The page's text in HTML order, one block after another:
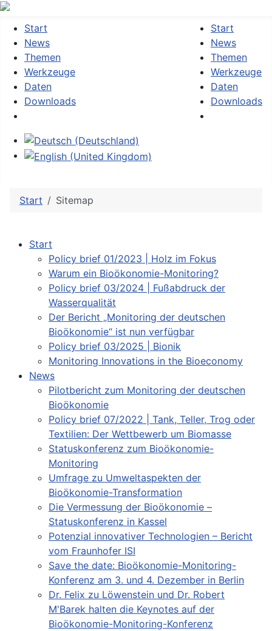
Start
News
Themen
Werkzeuge
Daten
Downloads
Start
News
Themen
Werkzeuge
Daten
Downloads
Sprache auswählen
Start Sitemap
Start
Policy brief 01/2023 | Holz im Fokus
Warum ein Bioökonomie-Monitoring?
Policy brief 03/2024 | Fußabdruck der
Wasserqualität
Der Bericht „Monitoring der deutschen
Bioökonomie“ ist nun verfügbar
Policy brief 03/2025 | Bionik
Monitoring Innovations in the Bioeconomy
News
Pilotbericht zum Monitoring der deutschen
Bioökonomie
Policy brief 07/2022 | Tank, Teller, Trog oder
Textilien: Der Wettbewerb um Biomasse
Statuskonferenz zum Bioökonomie-
Monitoring
Umfrage zu Umweltaspekten der
Bioökonomie-Transformation
Die Vermessung der Bioökonomie –
Statuskonferenz in Kassel
Potenzial innovativer Technologien – Bericht
vom Fraunhofer ISI
Save the date: Bioökonomie-Monitoring-
Konferenz am 3. und 4. Dezember in Berlin
Dr. Felix zu Löwenstein und Dr. Robert
M'Barek halten die Keynotes auf der
Bioökonomie-Monitoring-Konferenz